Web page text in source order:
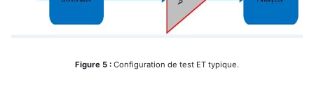
Figure 5 : Configuration de test ET typique.